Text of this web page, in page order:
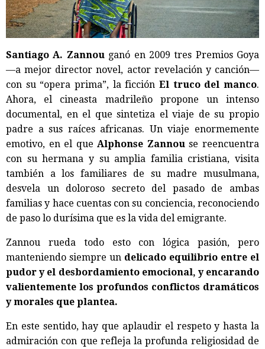
Santiago A. Zannou ganó en 2009 tres Premios Goya
—a mejor director novel, actor revelación y canción—
con su “opera prima”, la ficción El truco del manco.
Ahora, el cineasta madrileño propone un intenso
documental, en el que sintetiza el viaje de su propio
padre a sus raíces africanas. Un viaje enormemente
emotivo, en el que Alphonse Zannou se reencuentra
con su hermana y su amplia familia cristiana, visita
también a los familiares de su madre musulmana,
desvela un doloroso secreto del pasado de ambas
familias y hace cuentas con su conciencia, reconociendo
de paso lo durísima que es la vida del emigrante.
Zannou rueda todo esto con lógica pasión, pero
manteniendo siempre un delicado equilibrio entre el
pudor y el desbordamiento emocional, y encarando
valientemente los profundos conflictos dramáticos
y morales que plantea.
En este sentido, hay que aplaudir el respeto y hasta la
admiración con que refleja la profunda religiosidad de